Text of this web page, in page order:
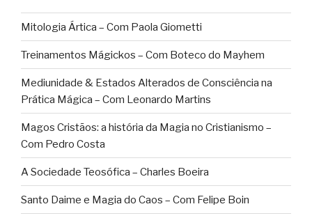
Mitologia Ártica – Com Paola Giometti
Treinamentos Mágickos – Com Boteco do Mayhem
Mediunidade & Estados Alterados de Consciência na
Prática Mágica – Com Leonardo Martins
Magos Cristãos: a história da Magia no Cristianismo –
Com Pedro Costa
A Sociedade Teosófica – Charles Boeira
Santo Daime e Magia do Caos – Com Felipe Boin